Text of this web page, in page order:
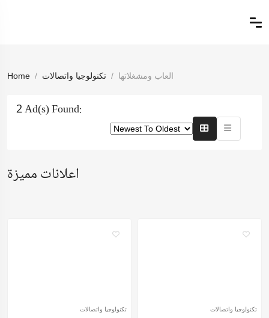
Home تكنولوجيا واتصالات العاب ومشغلاتها
2 Ad(s) Found:
اعلانات مميزة
تكنولوجيا واتصالات تكنولوجيا واتصالات